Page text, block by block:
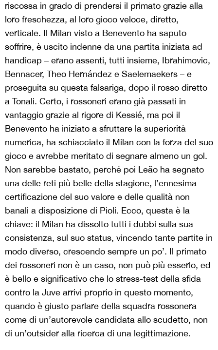
riscossa in grado di prendersi il primato grazie alla
loro freschezza, al loro gioco veloce, diretto,
verticale. Il Milan visto a Benevento ha saputo
soffrire, è uscito indenne da una partita iniziata ad
handicap – erano assenti, tutti insieme, Ibrahimovic,
Bennacer, Theo Hernández e Saelemaekers – e
proseguita su questa falsariga, dopo il rosso diretto
a Tonali. Certo, i rossoneri erano già passati in
vantaggio grazie al rigore di Kessié, ma poi il
Benevento ha iniziato a sfruttare la superiorità
numerica, ha schiacciato il Milan con la forza del suo
gioco e avrebbe meritato di segnare almeno un gol.
Non sarebbe bastato, perché poi Leão ha segnato
una delle reti più belle della stagione, l’ennesima
certificazione del suo valore e delle qualità non
banali a disposizione di Pioli. Ecco, questa è la
chiave: il Milan ha dissolto tutti i dubbi sulla sua
consistenza, sul suo status, vincendo tante partite in
modo diverso, crescendo sempre un po’. Il primato
dei rossoneri non è un caso, non può più esserlo, ed
è bello e significativo che lo stress-test della sfida
contro la Juve arrivi proprio in questo momento,
quando è giusto parlare della squadra rossonera
come di un’autorevole candidata allo scudetto, non
di un’outsider alla ricerca di una legittimazione.